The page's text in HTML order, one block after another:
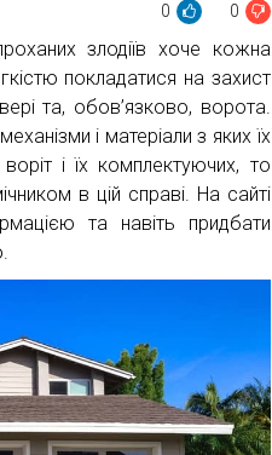
0 0
злодіїв хоче кожна
покладатися на захист
та, обов’язково, ворота.
і матеріали з яких їх
і їх комплектуючих, то
в цій справі. На сайті
та навіть придбати